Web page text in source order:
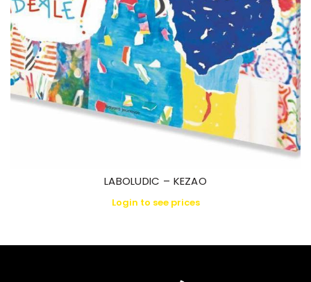
LABOLUDIC – KEZAO
Login to see prices